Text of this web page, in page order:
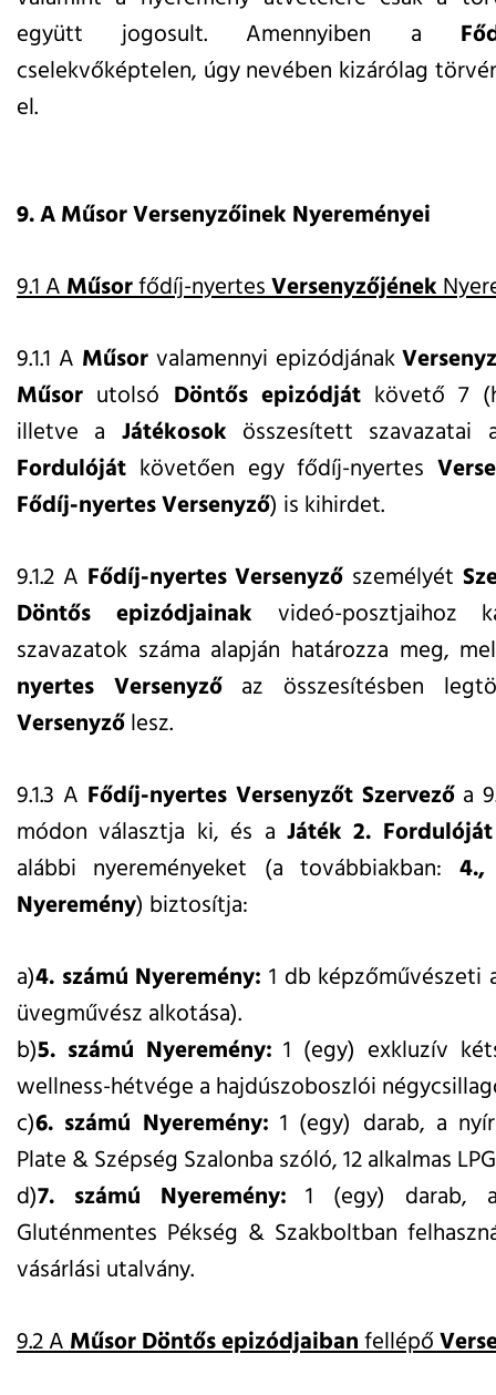
együtt jogosult. Amennyiben a
cselekvőképtelen, úgy nevében kizárólag
el.
9. A Műsor Versenyzőinek Nyereményei
9.1 AMűsorfődíj-nyertesVersenyzőjének
9.1.1 A Műsorvalamennyi epizódjának
Műsor utolsó Döntős epizódjátkövető 7
illetve a Játékosok összesített
Fordulóját követően egy fődíj-nyertes
Fődíj-nyertes Versenyző) is kihirdet.
9.1.2 A Fődíj-nyertes Versenyző személyét
Döntős epizódjainak videó-posztjaihoz
szavazatok száma alapján határozza meg,
nyertes Versenyzőaz összesítésben
Versenyzőlesz.
9.1.3 A Fődíj-nyertes Versenyzőt Szervezőa
módon választja ki, és a Játék 2. Fordulóját
alábbi nyereményeket (a továbbiakban:
Nyeremény) biztosítja:
a)4. számú Nyeremény: 1 db képzőművészeti
üvegművész alkotása).
b)5. számú Nyeremény: 1 (egy) exkluzív
wellness-hétvége a hajdúszoboszlói
c)6. számú Nyeremény: 1 (egy) darab, a
Plate & Szépség Szalonba szóló,12 alkalmas
d)7. számú Nyeremény: 1 (egy) darab,
Gluténmentes Pékség & Szakboltban
vásárlási utalvány.
9.2 AMűsorDöntős epizódjaibanfellépő